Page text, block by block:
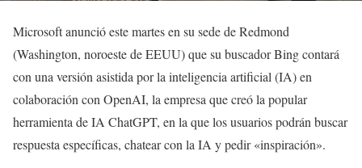
Microsoft anunció este martes en su sede de Redmond
(Washington, noroeste de EEUU) que su buscador Bing contará
con una versión asistida por la inteligencia artificial (IA) en
colaboración con OpenAI, la empresa que creó la popular
herramienta de IA ChatGPT, en la que los usuarios podrán buscar
respuesta específicas, chatear con la IA y pedir «inspiración».